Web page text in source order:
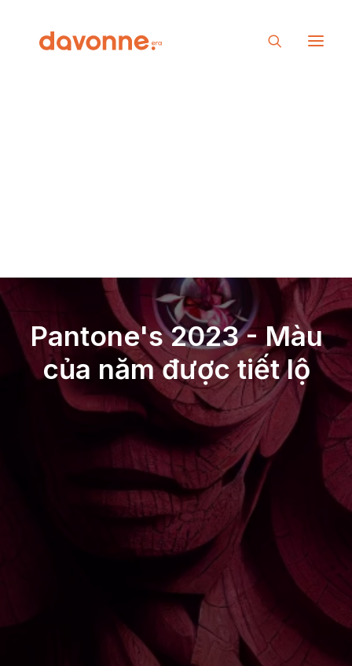
Pantone's 2023 - Màu
của năm được tiết lộ